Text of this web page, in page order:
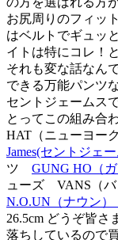
お尻周りのフィッ
はベルトでギュッ
イトは特にコレ！
それも変な話なん
できる万能パンツ
セントジェームス
とってこの組み合
HAT（ニューヨ
James(セントジ
ツ GUNG HO
ューズ VANS（
N.O.UN（ナウン
26.5cm どうぞ皆さ
落ちしているので